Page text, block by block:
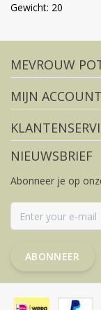
Gewicht: 20
Volg
MEVROUW
MIJN ACCOUNT
NIEUWSBRIEF
Abonneer je op
ABONNEER